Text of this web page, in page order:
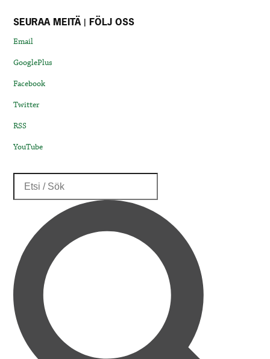
SEURAA MEITÄ | FÖLJ OSS
Email
GooglePlus
Facebook
Twitter
RSS
YouTube